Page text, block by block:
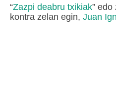
“Zazpi deabru txikiak”
kontra zelan egin, Juan